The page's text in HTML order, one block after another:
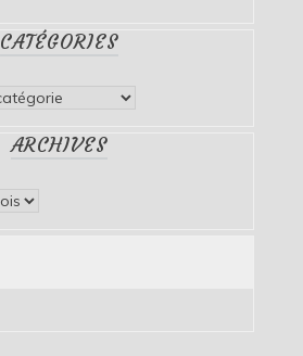
CATÉGORIES
ARCHIVES